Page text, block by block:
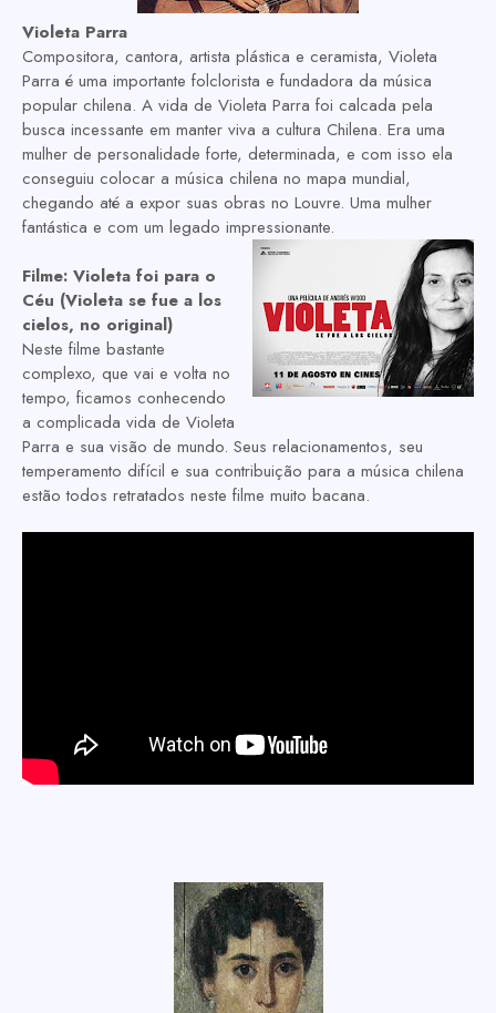
Violeta Parra
Compositora, cantora, artista plástica e ceramista, Violeta
Parra é uma importante folclorista e fundadora da música
popular chilena. A vida de Violeta Parra foi calcada pela
busca incessante em manter viva a cultura Chilena. Era uma
mulher de personalidade forte, determinada, e com isso ela
conseguiu colocar a música chilena no mapa mundial,
chegando até a expor suas obras no Louvre. Uma mulher
fantástica e com um legado impressionante.
Filme: Violeta foi para o
Céu (Violeta se fue a los
cielos, no original)
Neste filme bastante
complexo, que vai e volta no
tempo, ficamos conhecendo
a complicada vida de Violeta
Parra e sua visão de mundo. Seus relacionamentos, seu
temperamento difícil e sua contribuição para a música chilena
estão todos retratados neste filme muito bacana.